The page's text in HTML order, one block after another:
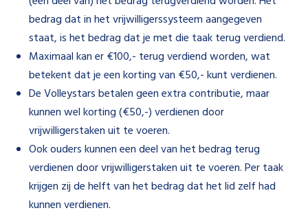
bedrag dat in het vrijwilligerssysteem aangegeven
staat, is het bedrag dat je met die taak terug verdiend.
Maximaal kan er €100,- terug verdiend worden, wat
betekent dat je een korting van €50,- kunt verdienen.
De Volleystars betalen geen extra contributie, maar
kunnen wel korting (€50,-) verdienen door
vrijwilligerstaken uit te voeren.
Ook ouders kunnen een deel van het bedrag terug
verdienen door vrijwilligerstaken uit te voeren. Per taak
krijgen zij de helft van het bedrag dat het lid zelf had
kunnen verdienen.